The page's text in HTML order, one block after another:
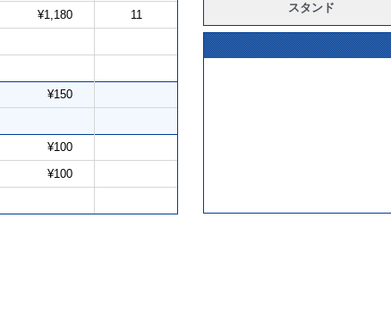
¥1,180 11
¥150
¥100
¥100
スタンド